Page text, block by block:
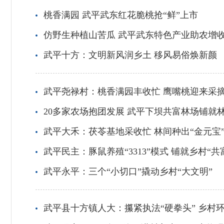
桃香满园 武平武东红花脆桃抢“鲜”上市
仿野生种植山苦瓜 武平武东特色产业助农增
武平十方：文明新风润乡土 移风易俗焕新颜
武平尧禄村：桃香满园丰收忙 鹰嘴桃迎来采
20多家农场抱团发展 武平下坝共富林场铺就
武平大禾：茯苓基地采收忙 林间种出“金元宝
武平民主：豚鼠养殖“3313”模式 铺就乡村“共
武平永平：三个“小切口”撬动乡村“大文明”
武平县十方镇人大：攥紧执法“硬拳头” 乡村